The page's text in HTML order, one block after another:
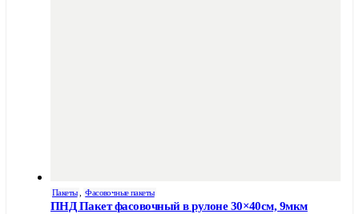
Пакеты, Фасовочные пакеты
ПНД Пакет фасовочный в рулоне 30×40см, 9мкм